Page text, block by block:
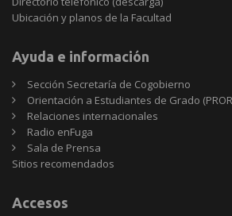
Ubicación y planos de la Facultad
Ayuda e información
Sección Secretaría de Cogobierno
Orientación a Estudiantes de Grado
Relaciones internacionales
Radio enFuga
Sala de Prensa
Sitios
Sitios recomendados
Accesos